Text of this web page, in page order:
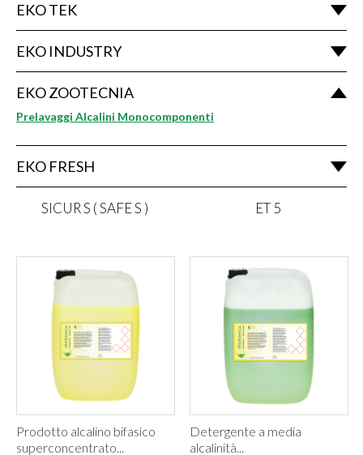
EKO TEK
EKO INDUSTRY
EKO ZOOTECNIA
Prelavaggi Alcalini Monocomponenti
EKO FRESH
SICUR S ( SAFE S )
Prodotto alcalino bifasico
superconcentrato...
ET 5
Detergente a media
alcalinità...